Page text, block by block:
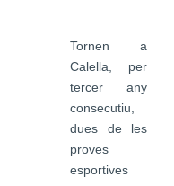
Tornen a
Calella, per
tercer any
consecutiu,
dues de les
proves
esportives